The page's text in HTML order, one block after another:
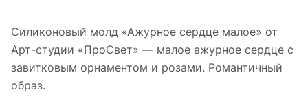
Силиконовый молд «Ажурное сердце малое» от
Арт-студии «ПроСвет» — малое ажурное сердце с
завитковым орнаментом и розами. Романтичный
образ.